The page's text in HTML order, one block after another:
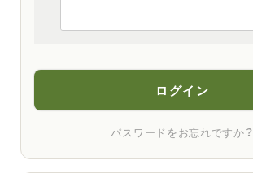
ログイン
パスワードをお忘れですか？